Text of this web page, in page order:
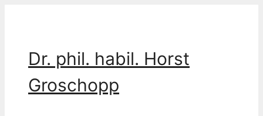
Dr. phil. habil. Horst
Groschopp